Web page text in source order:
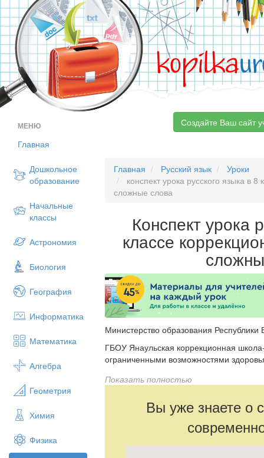
kopilka
МЕНЮ
Главная
Дошкольное
образование
Начальные
классы
Астрономия
Биология
География
Информатика
Математика
Алгебра
Геометрия
Химия
Физика
Создайте Ваш сайт
Главная Русский язык
Уроки
конспект урока русского языка в
сложные слова
Конспект урока
классе
Министерство образования Республики
ГБОУ Янаульская коррекционная
ограниченными возможностями
Конспект урока
«Сложные слова»
Показать полностью
Вы уже знаете о